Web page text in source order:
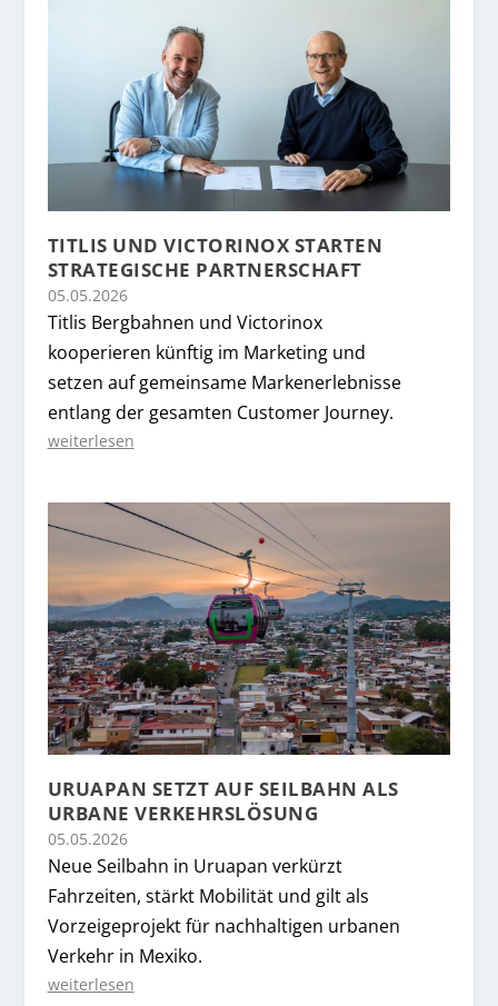
TITLIS UND VICTORINOX STARTEN
STRATEGISCHE PARTNERSCHAFT
05.05.2026
Titlis Bergbahnen und Victorinox
kooperieren künftig im Marketing und
setzen auf gemeinsame Markenerlebnisse
entlang der gesamten Customer Journey.
weiterlesen
URUAPAN SETZT AUF SEILBAHN ALS
URBANE VERKEHRSLÖSUNG
05.05.2026
Neue Seilbahn in Uruapan verkürzt
Fahrzeiten, stärkt Mobilität und gilt als
Vorzeigeprojekt für nachhaltigen urbanen
Verkehr in Mexiko.
weiterlesen